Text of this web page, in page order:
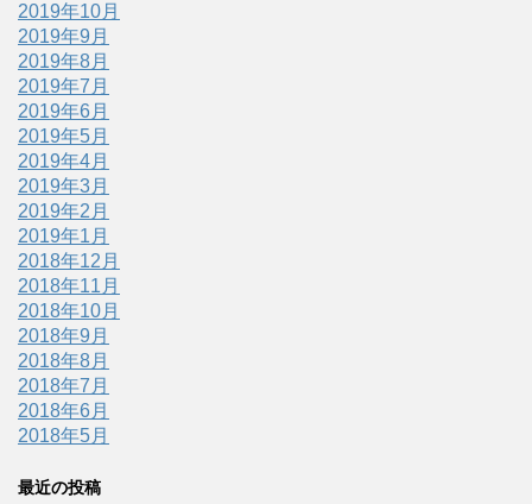
2019年10月
2019年9月
2019年8月
2019年7月
2019年6月
2019年5月
2019年4月
2019年3月
2019年2月
2019年1月
2018年12月
2018年11月
2018年10月
2018年9月
2018年8月
2018年7月
2018年6月
2018年5月
最近の投稿